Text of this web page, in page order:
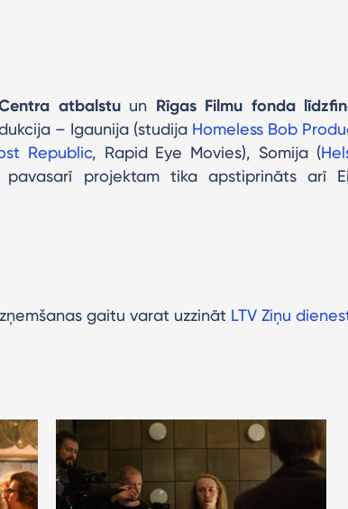
atbalstu un Rīgas Filmu fonda
– Igaunija (studija Homeless Bob
Republic, Rapid Eye Movies), Somija (
pavasarī projektam tika apstiprināts arī
gaitu varat uzzināt LTV Ziņu